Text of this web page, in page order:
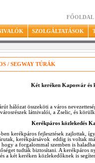
FŐOLDAL
SZOLGÁLTATÁSOK
/ SEGWAY TÚRÁK
Két keréken Kaposvár és
hálózat összeköti a város
városrészek látnivalói, a Zselic, és
Kerékpáros közlekedés
kerékpáros fejlesztések zajlottak,
kerékpársávok eddig is voltak
hogy a forgalommal szemben is
tudták biztosítani. A
a két keréken közlekedőknek is